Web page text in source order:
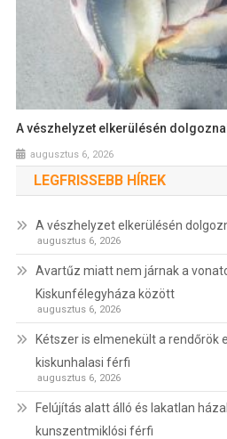
A vészhelyzet elkerülésén
augusztus 6, 2026
LEGFRISSEBB HÍREK
A vészhelyzet elkerülésén
augusztus 6, 2026
Avartűz miatt nem járnak a
Kiskunfélegyháza között
augusztus 6, 2026
Kétszer is elmenekült a rendőrök
kiskunhalasi férfi
augusztus 6, 2026
Felújítás alatt álló és lakatlan
kunszentmiklósi férfi